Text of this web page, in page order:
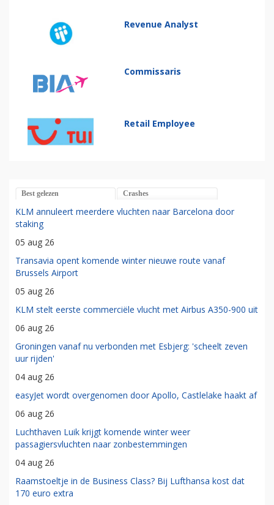
Revenue Analyst
Commissaris
Retail Employee
Best gelezen Crashes
KLM annuleert meerdere vluchten naar Barcelona door
staking
05 aug 26
Transavia opent komende winter nieuwe route vanaf
Brussels Airport
05 aug 26
KLM stelt eerste commerciële vlucht met Airbus A350-900 uit
06 aug 26
Groningen vanaf nu verbonden met Esbjerg: 'scheelt zeven
uur rijden'
04 aug 26
easyJet wordt overgenomen door Apollo, Castlelake haakt af
06 aug 26
Luchthaven Luik krijgt komende winter weer
passagiersvluchten naar zonbestemmingen
04 aug 26
Raamstoeltje in de Business Class? Bij Lufthansa kost dat
170 euro extra